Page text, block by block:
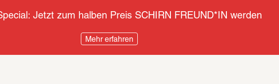
Jetzt zum halben Preis SCHIRN FREUND*IN werden
Mehr erfahren